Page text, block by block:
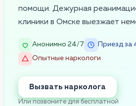
помощи. Дежурная
клиники в Омске выезжает
Анонимно 24/7
Приезд за
Опытные наркологи
Вызвать нарколога
Или позвоните для бесплатной